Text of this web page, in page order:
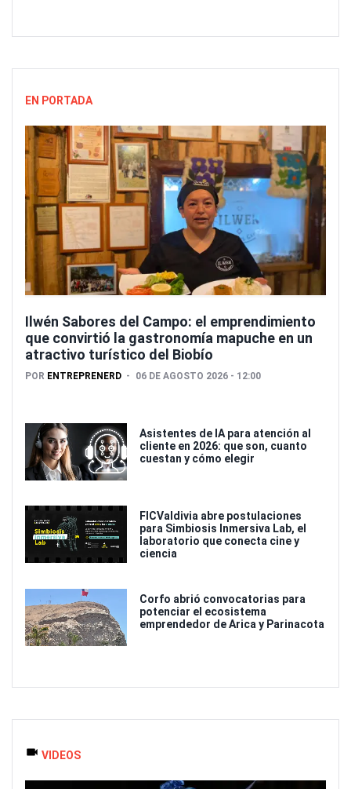
EN PORTADA
Ilwén Sabores del Campo: el emprendimiento
que convirtió la gastronomía mapuche en un
atractivo turístico del Biobío
POR ENTREPRENERD 06 DE AGOSTO 2026 - 12:00
Asistentes de IA para atención al
cliente en 2026: que son, cuanto
cuestan y cómo elegir
FICValdivia abre postulaciones
para Simbiosis Inmersiva Lab, el
laboratorio que conecta cine y
ciencia
Corfo abrió convocatorias para
potenciar el ecosistema
emprendedor de Arica y Parinacota
VIDEOS